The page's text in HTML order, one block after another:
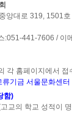
앙대로 319, 1501
:051-441-7606 / 이
각 홈페이지에서 접
류기금 서울문화센터
함)
교의 학교 성적이